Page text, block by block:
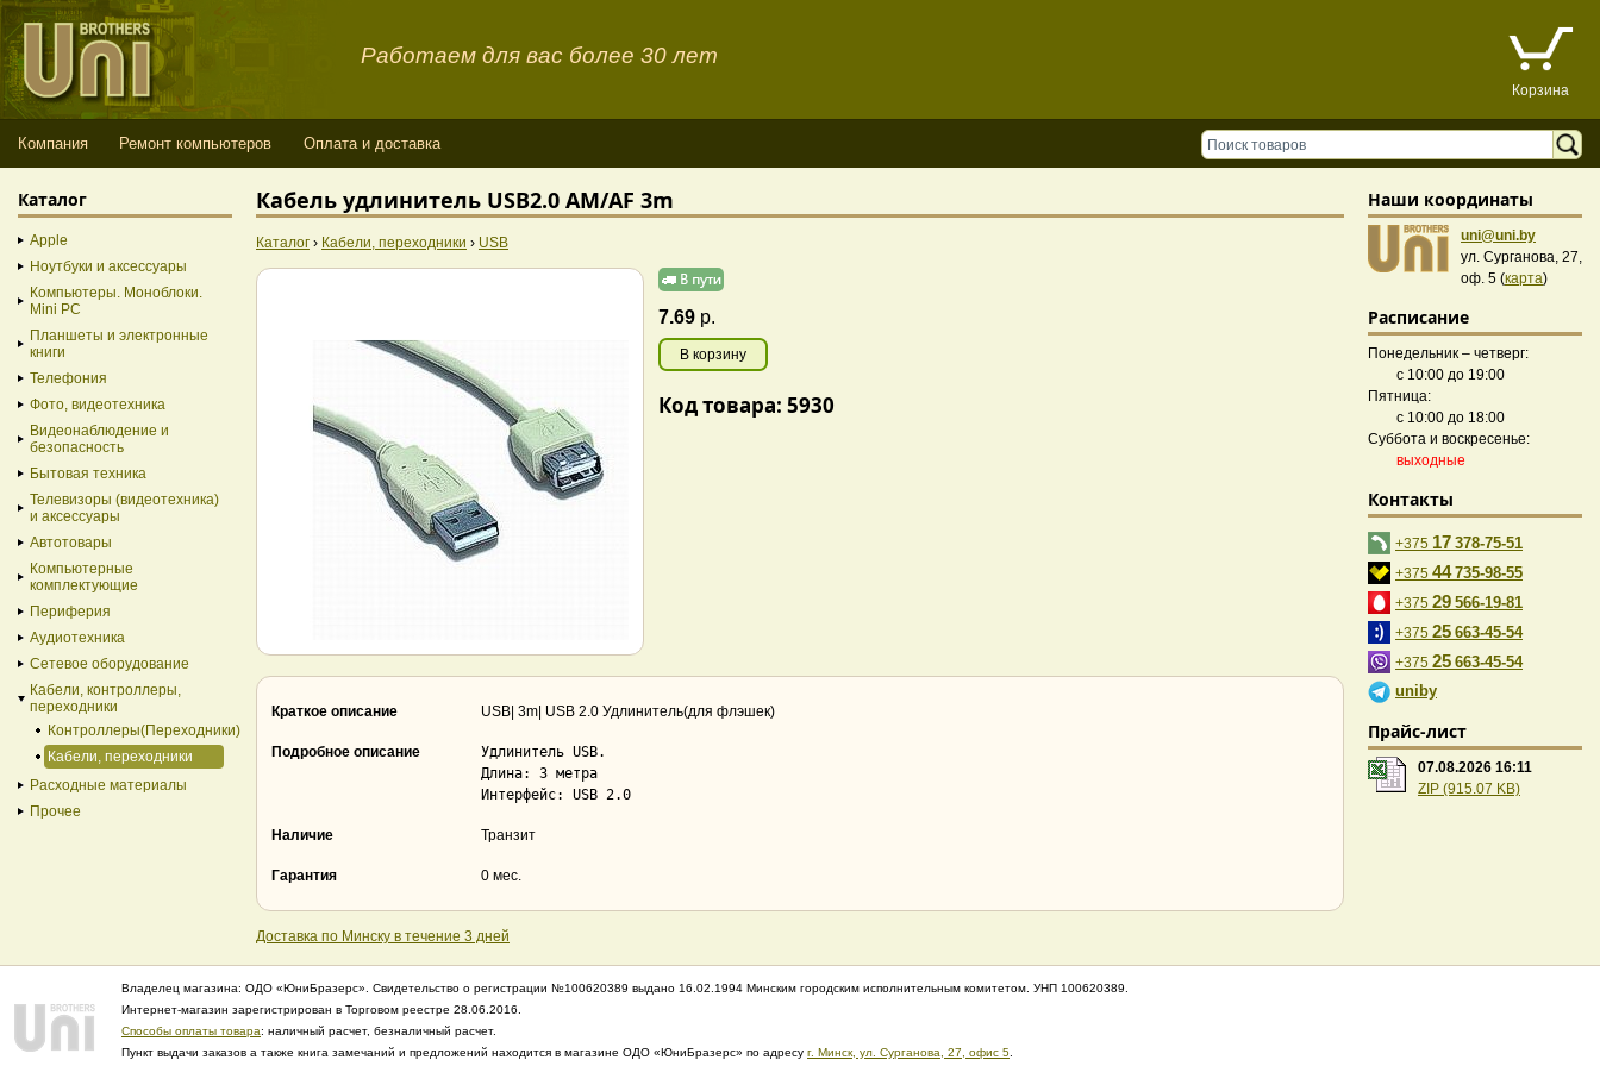
Работаем для вас более 30 лет
Корзина
Компания Ремонт компьютеров Оплата и доставка
Кабель удлинитель USB2.0 AM/AF 3m
Каталог › Кабели, переходники › USB
7.69 р.
В корзину
Код товара: 5930
Краткое описание USB| 3m| USB 2.0 Удлинитель(для флэшек)
Подробное описание
Удлинитель USB.
Длина: 3 метра
Интерфейс: USB 2.0
Наличие Транзит
Гарантия 0 мес.
Доставка по Минску в течение 3 дней
Каталог
Apple
Ноутбуки и аксессуары
Компьютеры. Моноблоки.
Mini PC
Планшеты и электронные
книги
Телефония
Фото, видеотехника
Видеонаблюдение и
безопасность
Бытовая техника
Телевизоры (видеотехника)
и аксессуары
Автотовары
Компьютерные
комплектующие
Периферия
Аудиотехника
Сетевое оборудование
Кабели, контроллеры,
переходники
Контроллеры(Переходники)
Кабели, переходники
Расходные материалы
Прочее
Наши координаты
uni@uni.by
ул. Сурганова, 27,
оф. 5 (карта)
Расписание
Понедельник – четверг:
с 10:00 до 19:00
Пятница:
с 10:00 до 18:00
Суббота и воскресенье:
выходные
Контакты
+375 17 378-75-51
+375 44 735-98-55
+375 29 566-19-81
+375 25 663-45-54
+375 25 663-45-54
uniby
Прайс-лист
07.08.2026 16:11
ZIP (915.07 KB)
Владелец магазина: ОДО «ЮниБразерс». Свидетельство о регистрации №100620389 выдано 16.02.1994 Минским городским исполнительным комитетом. УНП 100620389.
Интернет-магазин зарегистрирован в Торговом реестре 28.06.2016.
Способы оплаты товара: наличный расчет, безналичный расчет.
Пункт выдачи заказов а также книга замечаний и предложений находится в магазине ОДО «ЮниБразерс» по адресу г. Минск, ул. Сурганова, 27, офис 5